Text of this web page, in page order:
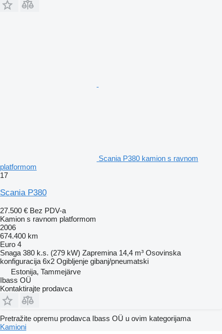
Scania P380 kamion s ravnom
platformom
17
Scania P380
27.500 € Bez PDV-a
Kamion s ravnom platformom
2006
674.400 km
Euro 4
Snaga 380 k.s. (279 kW) Zapremina 14,4 m³ Osovinska
konfiguracija 6x2 Ogibljenje gibanj/pneumatski
Estonija, Tammejärve
Ibass OÜ
Kontaktirajte prodavca
Pretražite opremu prodavca Ibass OÜ u ovim kategorijama
Kamioni